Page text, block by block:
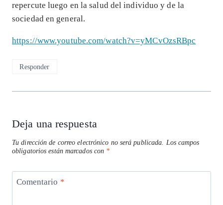
repercute luego en la salud del individuo y de la
sociedad en general.
https://www.youtube.com/watch?v=yMCvOzsRBpc
Responder
Deja una respuesta
Tu dirección de correo electrónico no será publicada.
Los campos
obligatorios están marcados con *
Comentario *